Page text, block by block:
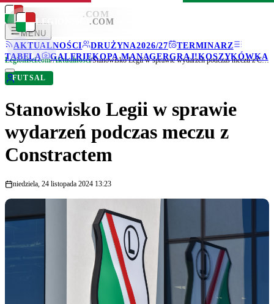
LEGIONISCI .COM
MENU
AKTUALNOŚCI
DRUŻYNA2026/27
TERMINARZ
TABELA
GALERIEKOPA MANAGERGRAJ!KOSZYKÓWKA
LEGIONISCI .COM
Legionisci.com/Aktualności/ Stanowisko Legii w sprawie wydarzeń podczas meczu z Constractem
FUTSAL
Stanowisko Legii w sprawie
wydarzeń podczas meczu z
Constractem
niedziela, 24 listopada 2024 13:23